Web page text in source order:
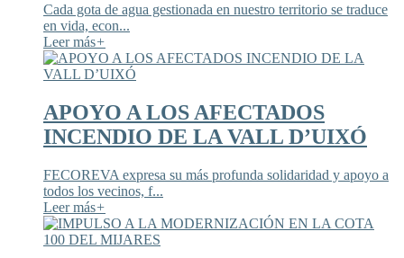
Cada gota de agua gestionada en nuestro territorio se traduce
en vida, econ...
Leer más+
APOYO A LOS AFECTADOS
INCENDIO DE LA VALL D’UIXÓ
FECOREVA expresa su más profunda solidaridad y apoyo a
todos los vecinos, f...
Leer más+